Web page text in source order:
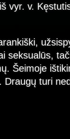
vyr. v.
seksualūs,
Šeimoje
Draugų turi